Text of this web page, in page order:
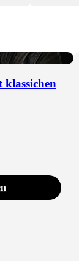
klassichen